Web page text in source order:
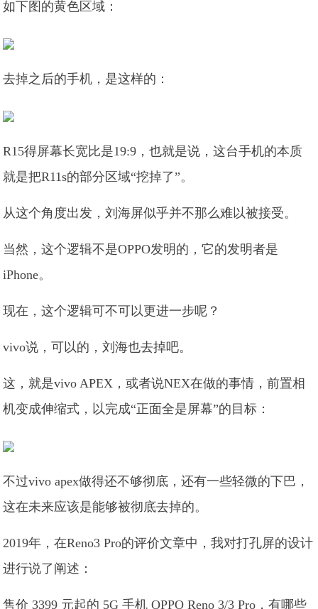
如下图的黄色区域：
去掉之后的手机，是这样的：
R15得屏幕长宽比是19:9，也就是说，这台手机的本质
就是把R11s的部分区域“挖掉了”。
从这个角度出发，刘海屏似乎并不那么难以被接受。
当然，这个逻辑不是OPPO发明的，它的发明者是
iPhone。
现在，这个逻辑可不可以更进一步呢？
vivo说，可以的，刘海也去掉吧。
这，就是vivo APEX，或者说NEX在做的事情，前置相
机变成伸缩式，以完成“正面全是屏幕”的目标：
不过vivo apex做得还不够彻底，还有一些轻微的下巴，
这在未来应该是能够被彻底去掉的。
2019年，在Reno3 Pro的评价文章中，我对打孔屏的设计
进行说了阐述：
售价 3399 元起的 5G 手机 OPPO Reno 3/3 Pro，有哪些